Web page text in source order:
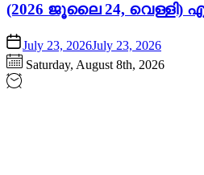
(2026 ജൂലൈ 24, വെള്ളി)
July 23, 2026July 23, 2026
Saturday, August 8th, 2026